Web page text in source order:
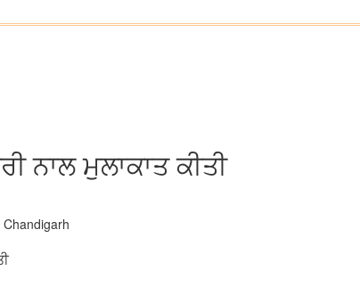
ਨਾਲ ਮੁਲਾਕਾਤ ਕੀਤੀ
Chandigarh